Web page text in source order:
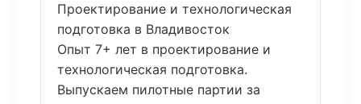
Проектирование и технологическая
подготовка в Владивосток
Опыт 7+ лет в проектирование и
технологическая подготовка.
Выпускаем пилотные партии за